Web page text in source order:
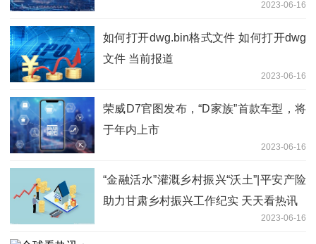
2023-06-16
如何打开dwg.bin格式文件 如何打开dwg
文件 当前报道
2023-06-16
荣威D7官图发布，“D家族”首款车型，将
于年内上市
2023-06-16
“金融活水”灌溉乡村振兴“沃土”|平安产险
助力甘肃乡村振兴工作纪实 天天看热讯
2023-06-16